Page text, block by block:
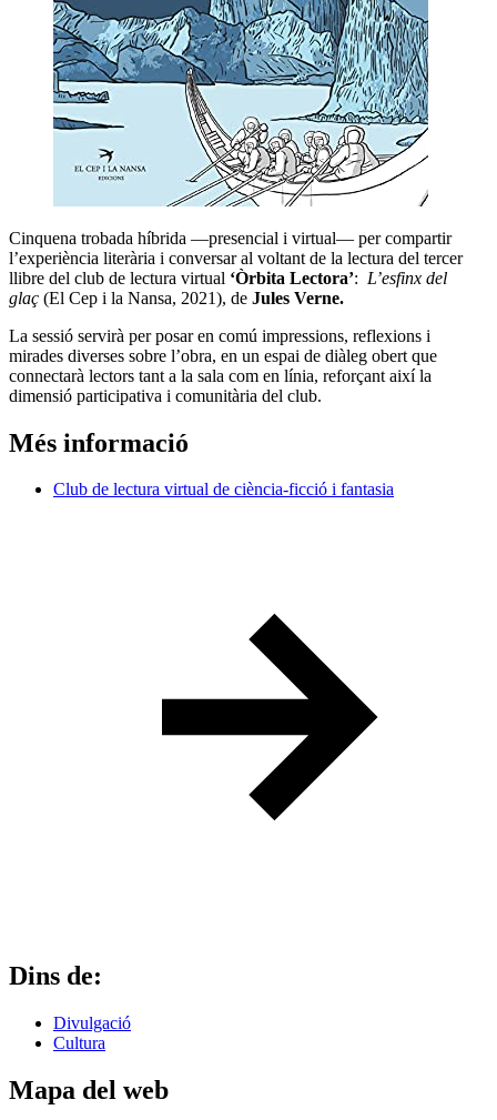
Cinquena trobada híbrida —presencial i virtual— per compartir
l’experiència literària i conversar al voltant de la lectura del tercer
llibre del club de lectura virtual ‘Òrbita Lectora’: L’esfinx del
glaç (El Cep i la Nansa, 2021), de Jules Verne.
La sessió servirà per posar en comú impressions, reflexions i
mirades diverses sobre l’obra, en un espai de diàleg obert que
connectarà lectors tant a la sala com en línia, reforçant així la
dimensió participativa i comunitària del club.
Més informació
Club de lectura virtual de ciència-ficció i fantasia
Dins de:
Divulgació
Cultura
Mapa del web